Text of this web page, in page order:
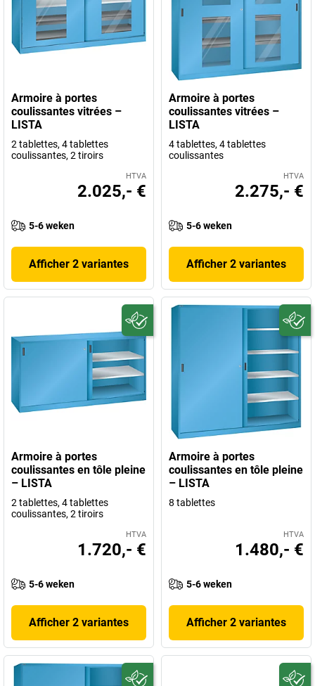
Armoire à portes
coulissantes vitrées –
LISTA
2 tablettes, 4 tablettes
coulissantes, 2 tiroirs
HTVA
2.025,- €
5-6 weken
Afficher 2 variantes
Armoire à portes
coulissantes vitrées –
LISTA
4 tablettes, 4 tablettes
coulissantes
HTVA
2.275,- €
5-6 weken
Afficher 2 variantes
Armoire à portes
coulissantes en tôle pleine
– LISTA
2 tablettes, 4 tablettes
coulissantes, 2 tiroirs
HTVA
1.720,- €
5-6 weken
Afficher 2 variantes
Armoire à portes
coulissantes en tôle pleine
– LISTA
8 tablettes
HTVA
1.480,- €
5-6 weken
Afficher 2 variantes